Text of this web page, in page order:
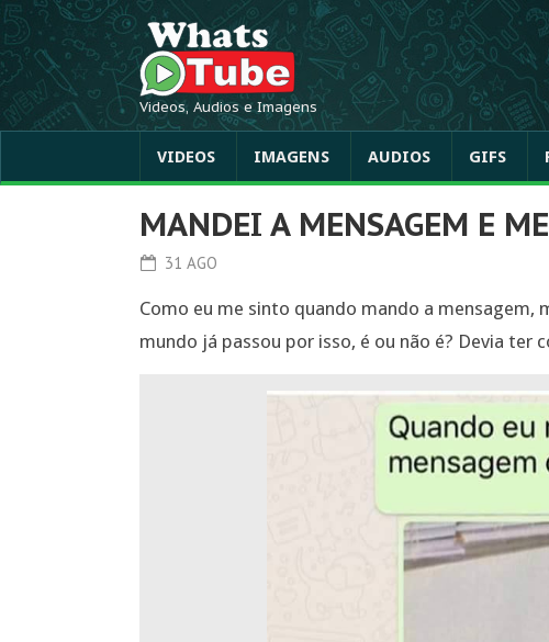
Videos, Audios e Imagens
VIDEOS IMAGENS AUDIOS GIFS
MANDEI A MENSAGEM E
31 AGO
Como eu me sinto quando mando a mensagem,
mundo já passou por isso, é ou não é? Devia ter